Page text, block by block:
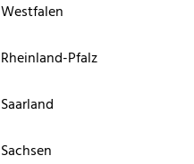
Westfalen
Rheinland-Pfalz
Saarland
Sachsen